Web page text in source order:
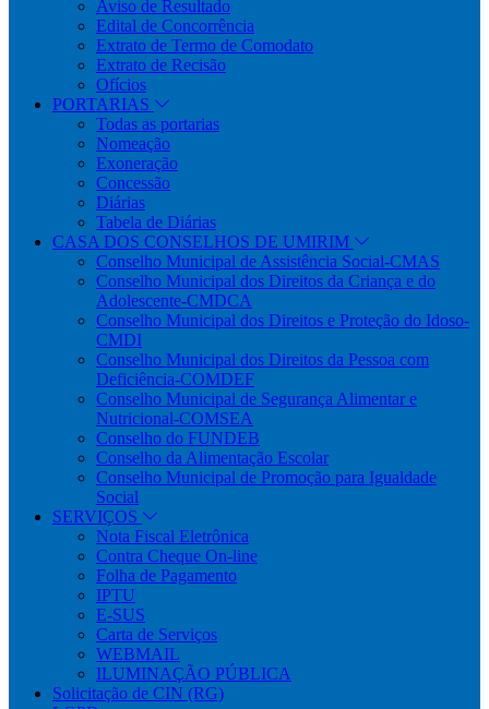
Aviso de Resultado
Edital de Concorrência
Extrato de Termo de Comodato
Extrato de Recisão
Ofícios
PORTARIAS
Todas as portarias
Nomeação
Exoneração
Concessão
Diárias
Tabela de Diárias
CASA DOS CONSELHOS DE UMIRIM
Conselho Municipal de Assistência Social-CMAS
Conselho Municipal dos Direitos da Criança e do
Adolescente-CMDCA
Conselho Municipal dos Direitos e Proteção do Idoso-
CMDI
Conselho Municipal dos Direitos da Pessoa com
Deficiência-COMDEF
Conselho Municipal de Segurança Alimentar e
Nutricional-COMSEA
Conselho do FUNDEB
Conselho da Alimentação Escolar
Conselho Municipal de Promoção para Igualdade
Social
SERVIÇOS
Nota Fiscal Eletrônica
Contra Cheque On-line
Folha de Pagamento
IPTU
E-SUS
Carta de Serviços
WEBMAIL
ILUMINAÇÃO PÚBLICA
Solicitação de CIN (RG)